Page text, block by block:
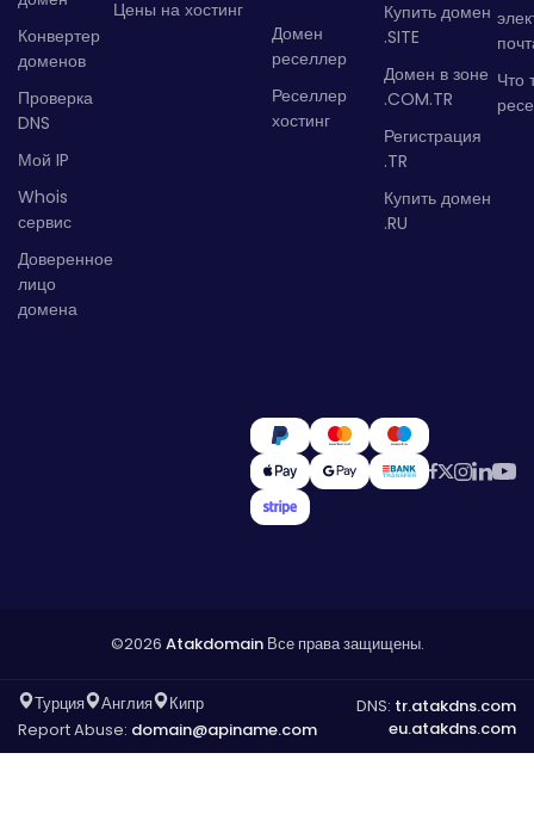
Конвертер
доменов
Проверка
DNS
Мой IP
Whois
сервис
Доверенное
лицо
домена
Цены на хостинг
Домен
реселлер
Реселлер
хостинг
Купить домен
.SITE
Домен в зоне
.COM.TR
Регистрация
.TR
Купить домен
.RU
Что
©2026 AtakdomainВсе права защищены.
Турция Англия
Кипр
Report Abuse: domain@apiname.com
DNS: tr.atakdns.com
eu.atakdns.com